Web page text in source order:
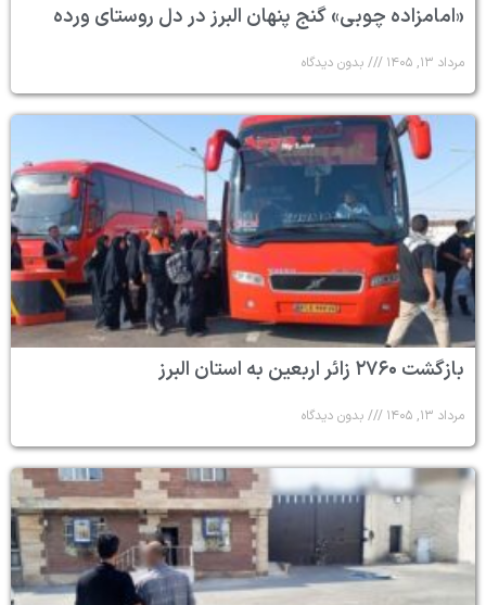
«امامزاده چوبی» گنج پنهان البرز در دل روستای ورده
مرداد ۱۳, ۱۴۰۵ بدون دیدگاه
بازگشت ۲۷۶۰ زائر اربعین به استان البرز
مرداد ۱۳, ۱۴۰۵ بدون دیدگاه